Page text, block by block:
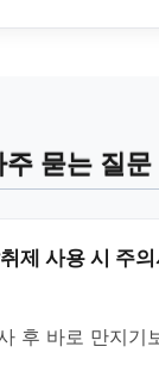
주 묻는 질문
제 사용 시 주
후 바로 만지기